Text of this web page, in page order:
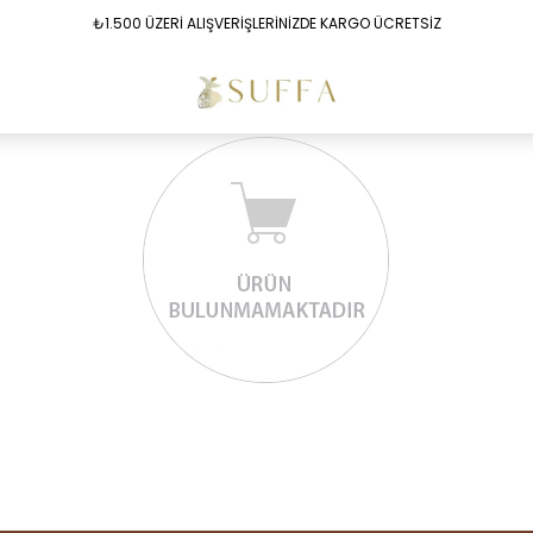
₺1.500 ÜZERİ ALIŞVERİŞLERİNİZDE KARGO ÜCRETSİZ